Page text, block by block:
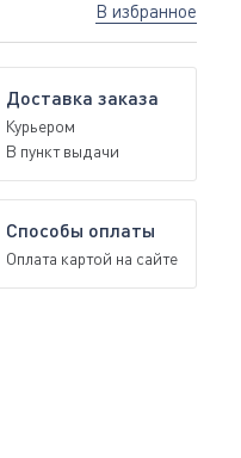
В избранное
Доставка заказа
Курьером
В пункт выдачи
Способы оплаты
Оплата картой на сайте